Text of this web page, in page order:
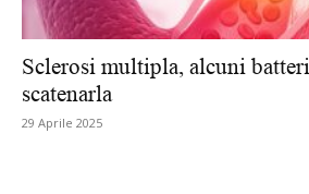
Sclerosi multipla, alcuni
scatenarla
29 Aprile 2025